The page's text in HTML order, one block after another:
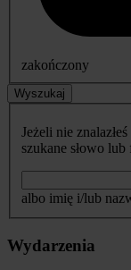
zakończony
Wyszukaj
Jeżeli nie
szukane słowo
albo imię i/lub
Wydarzenia